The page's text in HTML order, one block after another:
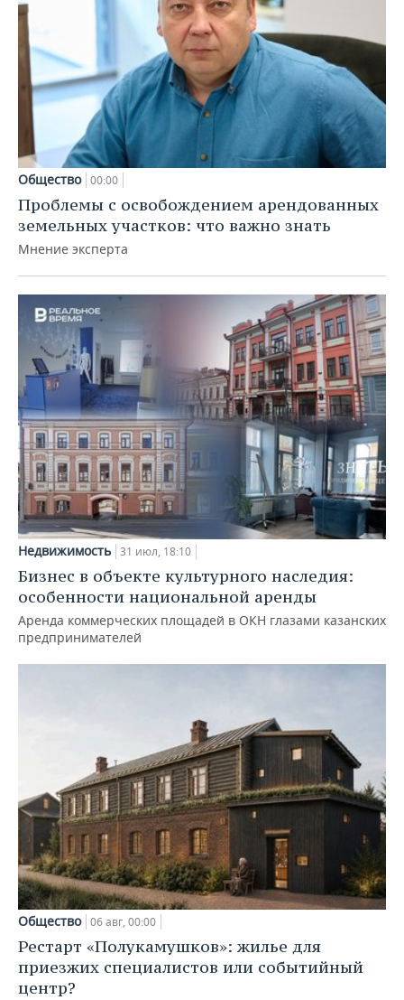
Общество 00:00
Проблемы с освобождением арендованных
земельных участков: что важно знать
Мнение эксперта
Недвижимость 31 июл, 18:10
Бизнес в объекте культурного наследия:
особенности национальной аренды
Аренда коммерческих площадей в ОКН глазами казанских
предпринимателей
Общество 06 авг, 00:00
Рестарт «Полукамушков»: жилье для
приезжих специалистов или событийный
центр?